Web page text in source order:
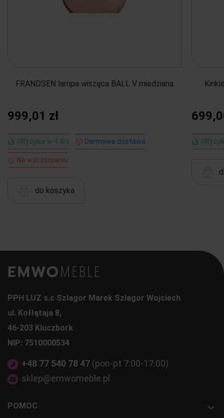
FRANDSEN lampa wisząca BALL V miedziana
999,01 zł
{Wysyłka w 4 dni Darmowa dostawa
Na wyczerpaniu
do koszyka
PPH LUZ s.c Szlagor Marek Szlagor Wojciech
ul. Kołłątaja 8,
46-203 Kluczbork
NIP: 7510000534
+48 77 540 78 47 (pon-pt 7:00-17:00)
sklep@emwomeble.pl
POMOC